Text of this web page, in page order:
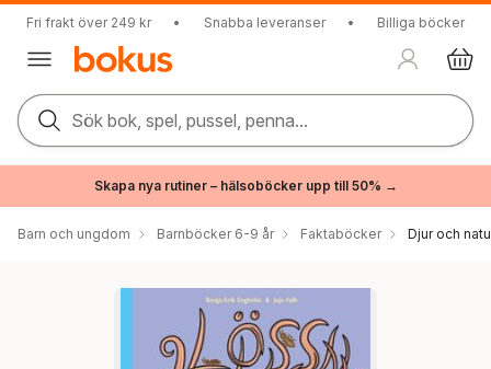
Fri frakt över 249 kr • Snabba leveranser • Billiga böcker
Sök bok, spel, pussel, penna...
Skapa nya rutiner – hälsoböcker upp till 50% →
Barn och ungdom Barnböcker 6-9 år Faktaböcker Djur och